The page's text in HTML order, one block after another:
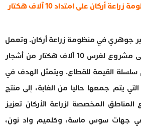
مشروع لتطوير منظومة زراعة أركان على امتداد 10 آلاف هكتار
جوهري في منظومة زراعة أركان. وتعمل
وكالة التنمية الفلاحية على مشروع لغرس 10 آلاف هكتار من أشجار
سلسلة القيمة للقطاع. ويتمثل الهدف في
يتم جمعها حاليا من الغابة، إلى منتج
المخصصة لزراعة الأركان تعزيز
جهات سوس ماسة، وكلميم واد نون،